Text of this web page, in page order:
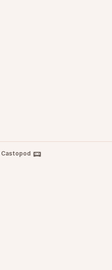
Castopod